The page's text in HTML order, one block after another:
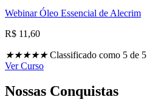
Webinar Óleo Essencial de Alecrim
R$ 11,60
★★★★★ Classificado como 5 de 5
Ver Curso
Nossas Conquistas